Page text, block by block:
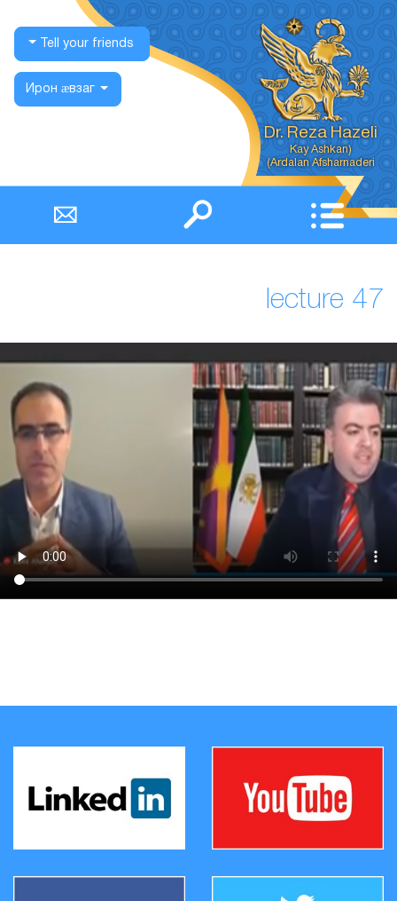
Dr. Reza Hazeli
Ardalan Afsharnaderi)
Tell your friends
Ирон ӕвзаг
lecture 47